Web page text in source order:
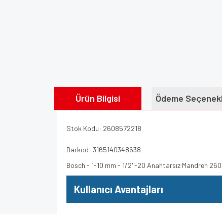
Ürün Bilgisi Ödeme
Stok Kodu: 2608572218
Barkod: 3165140348638
Bosch - 1-10 mm - 1/2''-20 Anahtarsız Mandren
Kullanıcı Avantajları